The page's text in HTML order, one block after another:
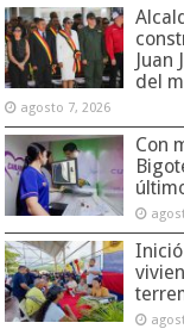
Juan
del
agosto 7, 2026
Con